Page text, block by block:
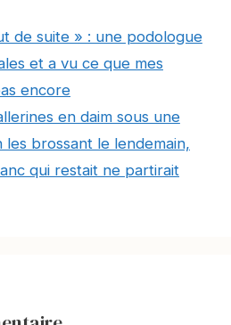
de suite » : une podologue
et a vu ce que mes
encore
en daim sous une
les brossant le lendemain,
qui restait ne partirait